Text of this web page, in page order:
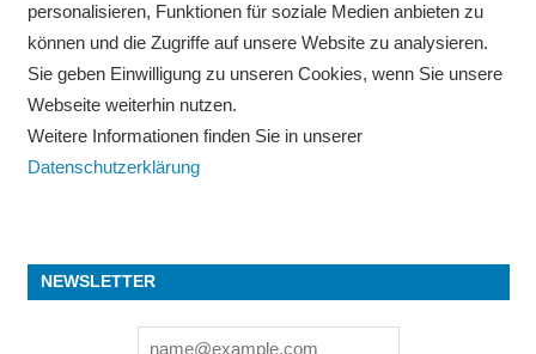
personalisieren, Funktionen für soziale Medien anbieten zu
können und die Zugriffe auf unsere Website zu analysieren.
Sie geben Einwilligung zu unseren Cookies, wenn Sie unsere
Webseite weiterhin nutzen.
Weitere Informationen finden Sie in unserer
Datenschutzerklärung
NEWSLETTER